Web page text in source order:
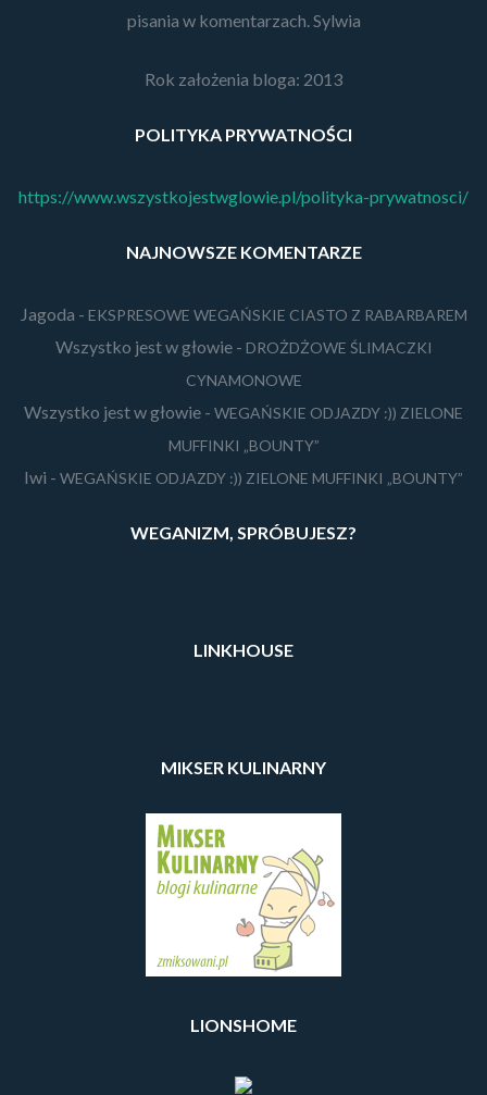
pisania w komentarzach. Sylwia
Rok założenia bloga: 2013
POLITYKA PRYWATNOŚCI
https://www.wszystkojestwglowie.pl/polityka-prywatnosci/
NAJNOWSZE KOMENTARZE
Jagoda - EKSPRESOWE WEGAŃSKIE CIASTO Z RABARBAREM
Wszystko jest w głowie- DROŻDŻOWE ŚLIMACZKI
CYNAMONOWE
Wszystko jest w głowie - WEGAŃSKIE ODJAZDY :)) ZIELONE
MUFFINKI „BOUNTY”
Iwi - WEGAŃSKIE ODJAZDY :)) ZIELONE MUFFINKI „BOUNTY”
WEGANIZM, SPRÓBUJESZ?
LINKHOUSE
MIKSER KULINARNY
LIONSHOME